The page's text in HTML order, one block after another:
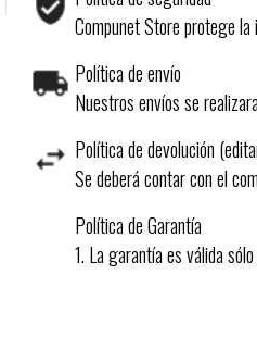
Compunet Store protege
Política de envío
Nuestros envíos se
Política de devolución
Se deberá contar con el
Política de Garantía
1. La garantía es válida